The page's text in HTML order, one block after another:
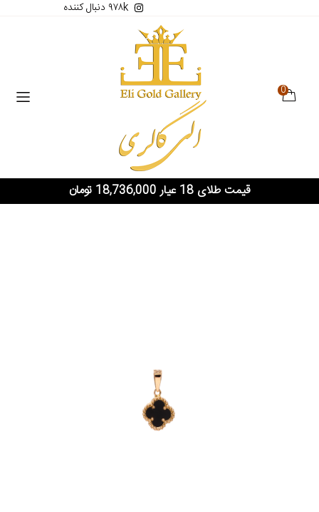
۹۷۸k دنبال کننده
0
قیمت طلای 18 عیار 18,736,000 تومان